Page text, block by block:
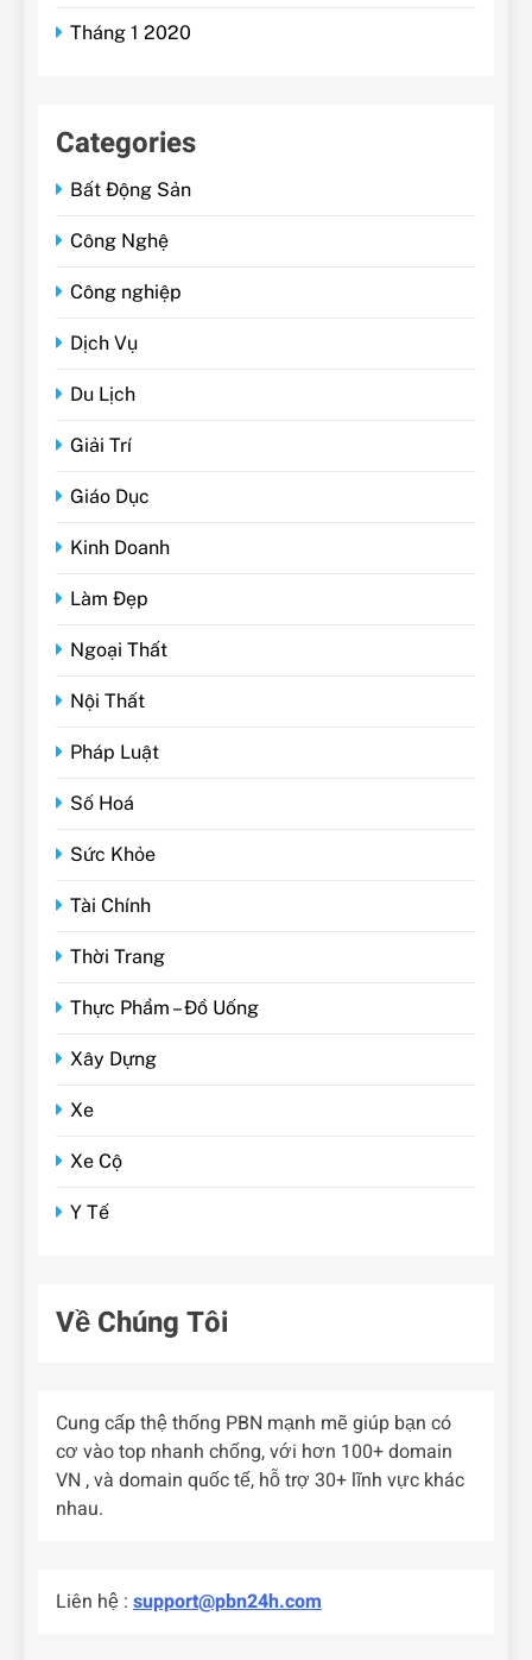
Tháng 1 2020
Categories
Bất Động Sản
Công Nghệ
Công nghiệp
Dịch Vụ
Du Lịch
Giải Trí
Giáo Dục
Kinh Doanh
Làm Đẹp
Ngoại Thất
Nội Thất
Pháp Luật
Số Hoá
Sức Khỏe
Tài Chính
Thời Trang
Thực Phẩm – Đồ Uống
Xây Dựng
Xe
Xe Cộ
Y Tế
Về Chúng Tôi
Cung cấp thệ thống PBN mạnh mẽ giúp bạn có
cơ vào top nhanh chống, với hơn 100+ domain
VN , và domain quốc tế, hỗ trợ 30+ lĩnh vực khác
nhau.
Liên hệ : support@pbn24h.com